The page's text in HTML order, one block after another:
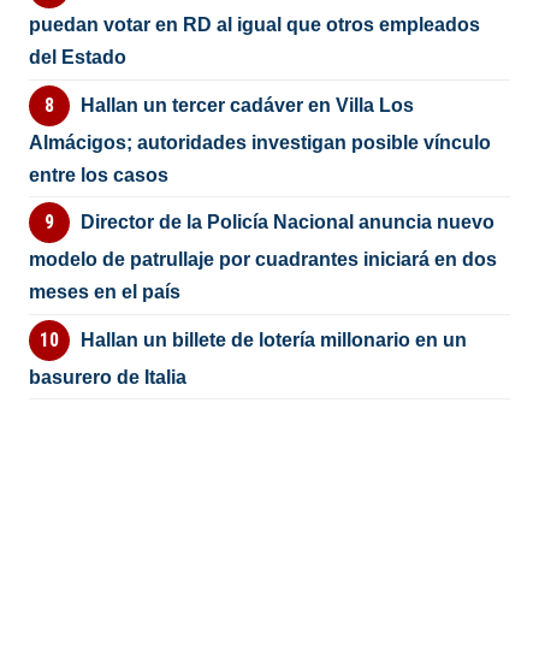
puedan votar en RD al igual que otros empleados
del Estado
Hallan un tercer cadáver en Villa Los
Almácigos; autoridades investigan posible vínculo
entre los casos
Director de la Policía Nacional anuncia nuevo
modelo de patrullaje por cuadrantes iniciará en dos
meses en el país
Hallan un billete de lotería millonario en un
basurero de Italia